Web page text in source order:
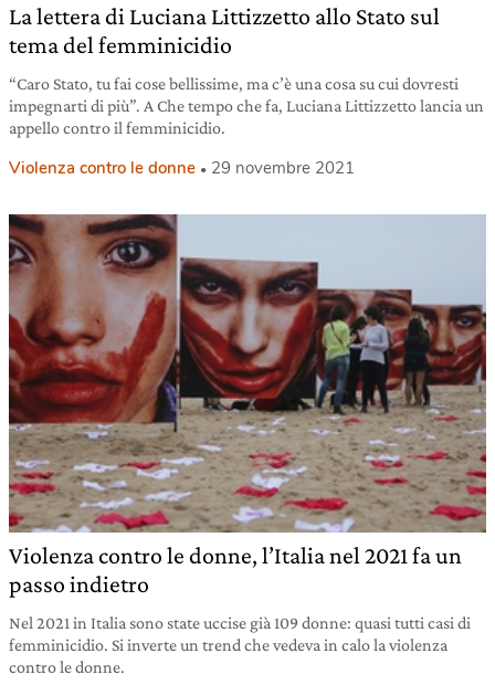
La lettera di Luciana Littizzetto allo Stato sul
tema del femminicidio
“Caro Stato, tu fai cose bellissime, ma c’è una cosa su cui dovresti
impegnarti di più”. A Che tempo che fa, Luciana Littizzetto lancia un
appello contro il femminicidio.
Violenza contro le donne 29 novembre 2021
Violenza contro le donne, l’Italia nel 2021 fa un
passo indietro
Nel 2021 in Italia sono state uccise già 109 donne: quasi tutti casi di
femminicidio. Si inverte un trend che vedeva in calo la violenza
contro le donne.